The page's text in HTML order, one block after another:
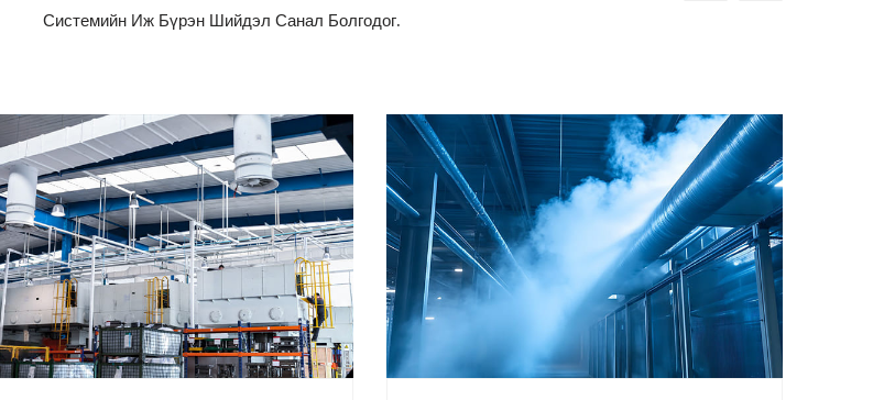
Системийн Иж Бүрэн Шийдэл Санал Болгодог.
Өндөр Температур, Зэврэлт Ба Тусгай Орчны Захиалгат Шийдэл
Өндөр температур, хүчтэй зэврэлт, шатамхай
болон дэлбэрэлтийн аюултай орчинд
зориулж тусгай материал, бүтэцтэй
захиалгат сэнсээр хангаж, үйлчлүүлэгчийн
техникийн шаардлагад тулгуурлан хийц,
хамгаалалтын түвшинг оновчтой шийднэ.
ЦААШ УНШИХ
ӨНДӨР